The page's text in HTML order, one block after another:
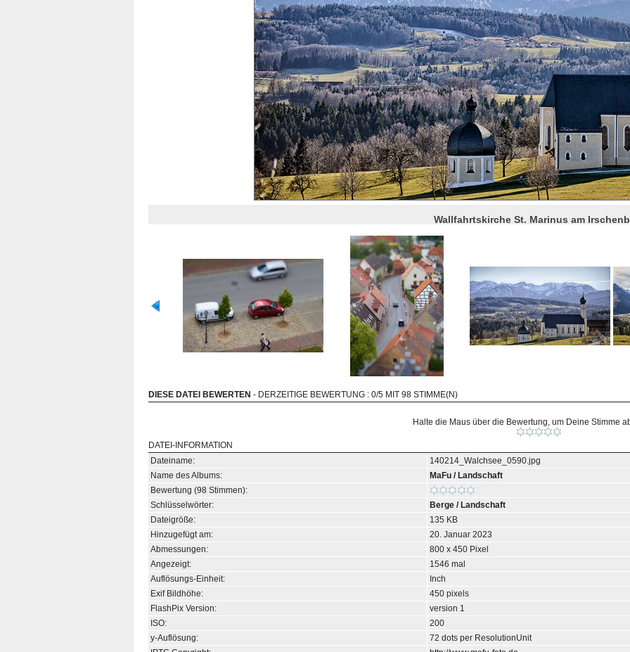
Wallfahrtskirche St. Marinus am
DIESE DATEI BEWERTEN - DERZEITIGE BEWERTUNG : 0/5 MIT 98 STIMME(N)
Halte die Maus über die Bewertung, um Deine Stimme
DATEI-INFORMATION
Dateiname:
140214_Walchsee_0590.jpg
Name des Albums:
MaFu / Landschaft
Bewertung (98 Stimmen):
Schlüsselwörter:
Berge / Landschaft
Dateigröße:
135 KB
Hinzugefügt am:
20. Januar 2023
Abmessungen:
800 x 450 Pixel
Angezeigt:
1546 mal
Auflösungs-Einheit:
Inch
Exif Bildhöhe:
450 pixels
FlashPix Version:
version 1
ISO:
200
y-Auflösung:
72 dots per ResolutionUnit